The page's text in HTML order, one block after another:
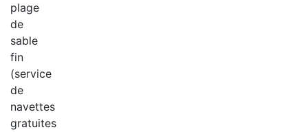
plage
de
sable
fin
(service
de
navettes
gratuites